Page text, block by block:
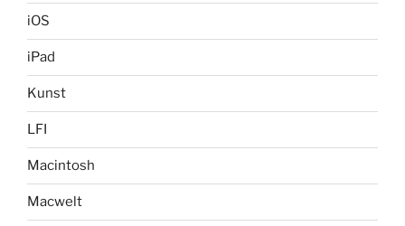
iOS
iPad
Kunst
LFI
Macintosh
Macwelt